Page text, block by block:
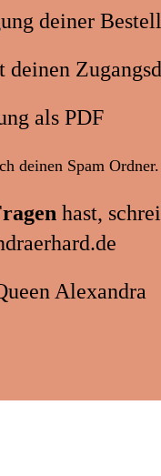
deiner
als PDF
deinen Spam Ordner.
hast,
Alexandra